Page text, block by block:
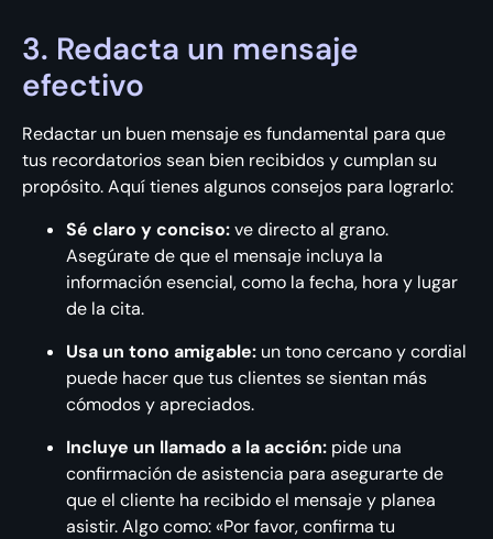
3. Redacta un mensaje
efectivo
Redactar un buen mensaje es fundamental para que
tus recordatorios sean bien recibidos y cumplan su
propósito. Aquí tienes algunos consejos para lograrlo:
Sé claro y conciso:ve directo al grano.
Asegúrate de que el mensaje incluya la
información esencial, como la fecha, hora y lugar
de la cita.
Usa un tono amigable: un tono cercano y cordial
puede hacer que tus clientes se sientan más
cómodos y apreciados.
Incluye un llamado a la acción: pide una
confirmación de asistencia para asegurarte de
que el cliente ha recibido el mensaje y planea
asistir. Algo como: «Por favor, confirma tu